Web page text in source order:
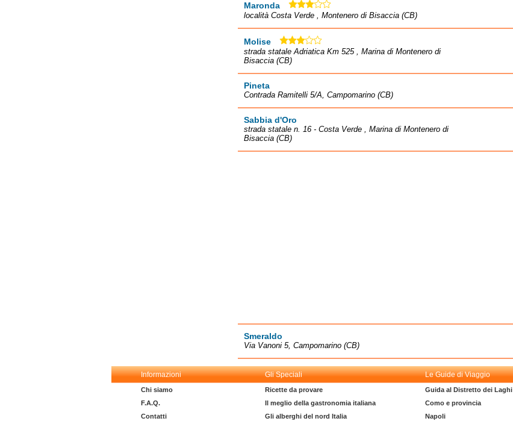
Maronda
località Costa Verde , Montenero di Bisaccia (CB)
Molise
strada statale Adriatica Km 525 , Marina di Montenero di
Bisaccia (CB)
Pineta
Contrada Ramitelli 5/A, Campomarino (CB)
Sabbia d'Oro
strada statale n. 16 - Costa Verde , Marina di Montenero di
Bisaccia (CB)
Smeraldo
Via Vanoni 5, Campomarino (CB)
Informazioni Gli Speciali Le Guide di Viaggio
Chi siamo
F.A.Q.
Contatti
Ricette da provare
Il meglio della gastronomia italiana
Gli alberghi del nord Italia
Guida al Distretto dei Laghi
Como e provincia
Napoli